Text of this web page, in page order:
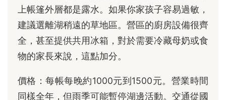
上帳篷外層都是露水。如果你家孩子容易過敏，
建議選離湖稍遠的草地區。營區的廚房設備很齊
全，甚至提供共用冰箱，對於需要冷藏母奶或食
物的家長來說，這點加分。
價格：每帳每晚約1000元到1500元。營業時間
同樣全年，但雨季可能暫停湖邊活動。交通從國